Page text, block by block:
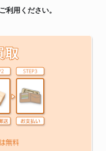
利用ください。